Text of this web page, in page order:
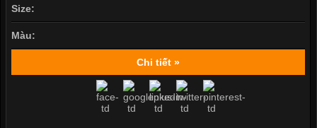
Size:
Màu:
Chi tiết »